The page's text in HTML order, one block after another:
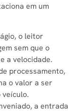
em um
o leitor
sem que o
a velocidade.
processamento,
o valor a ser
a entrada